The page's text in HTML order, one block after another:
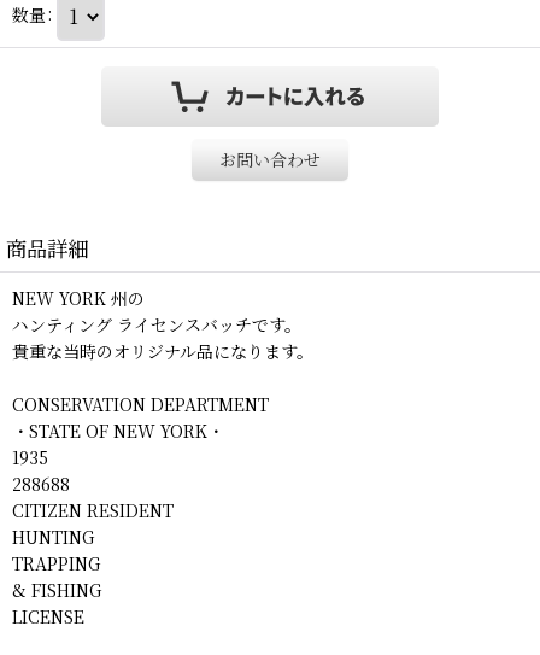
数量:
お問い合わせ
商品詳細
NEW YORK 州の
ハンティング ライセンスバッチです。
貴重な当時のオリジナル品になります。
CONSERVATION DEPARTMENT
・STATE OF NEW YORK・
1935
288688
CITIZEN RESIDENT
HUNTING
TRAPPING
& FISHING
LICENSE